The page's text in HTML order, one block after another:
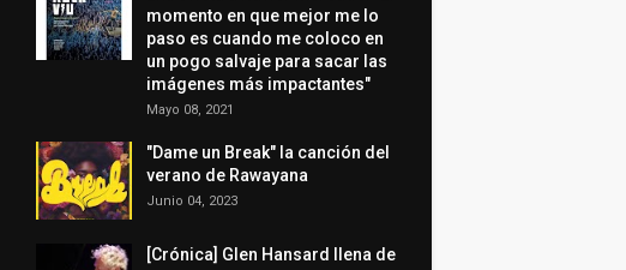
momento en que mejor me lo
paso es cuando me coloco en
un pogo salvaje para sacar las
imágenes más impactantes"
Mayo 08, 2021
"Dame un Break" la canción del
verano de Rawayana
Junio 04, 2023
[Crónica] Glen Hansard llena de